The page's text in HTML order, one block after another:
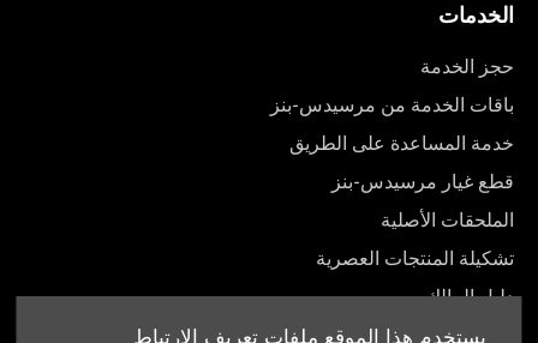
يستخدم هذا الموقع ملفات تعريف الارتباط
الخدمات
حجز الخدمة
باقات الخدمة من مرسيدس-بنز
خدمة المساعدة على الطريق
قطع غيار مرسيدس-بنز
الملحقات الأصلية
تشكيلة المنتجات العصرية
دليل المالك